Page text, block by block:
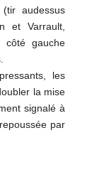
audessus
et Varrault,
côté gauche
les
la mise
signalé à
par